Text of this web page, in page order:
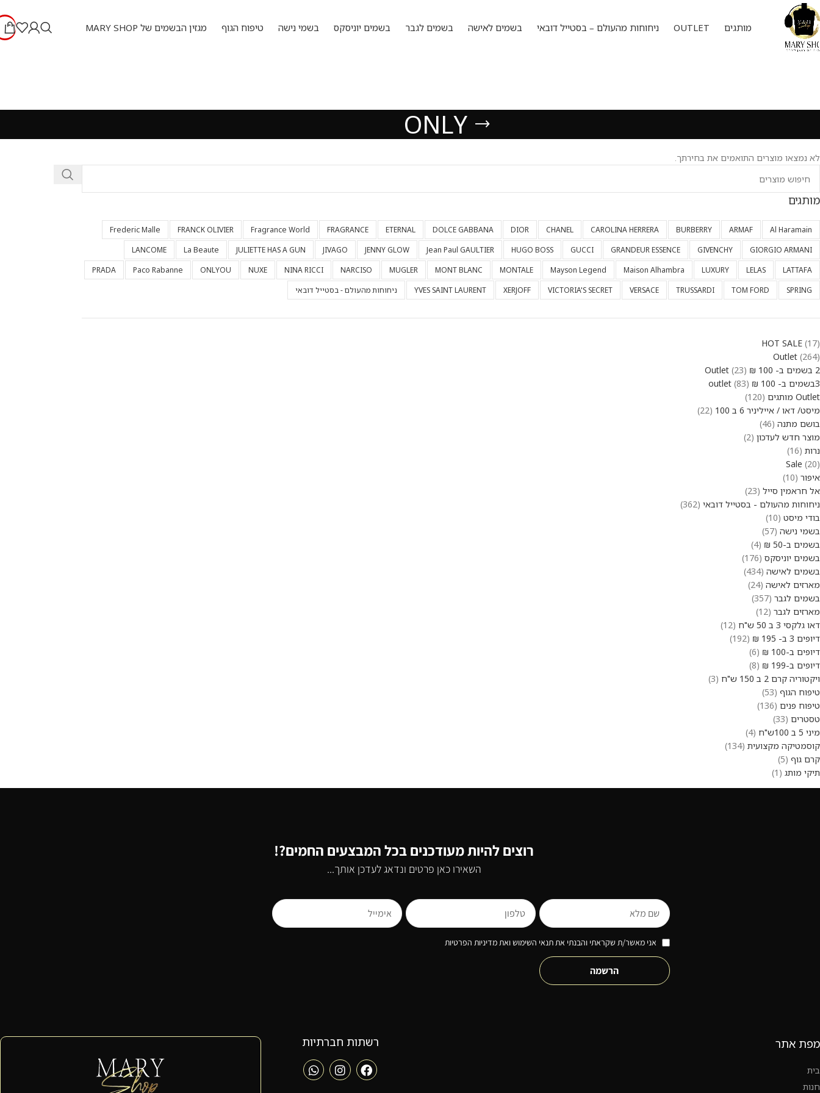
מותגים OUTLET ניחוחות מהעולם – בסטייל דובאי בשמים לאישה בשמים לגבר בשמים יוניסקס בשמי נישה טיפוח הגוף מגזין הבשמים של MARY SHOP
ONLY
לא נמצאו מוצרים התואמים את בחירתך.
מותגים
Al Haramain
ARMAF
BURBERRY
CAROLINA HERRERA
CHANEL
DIOR
DOLCE GABBANA
ETERNAL
FRAGRANCE
Fragrance World
FRANCK OLIVIER
Frederic Malle
GIORGIO ARMANI
GIVENCHY
GRANDEUR ESSENCE
GUCCI
HUGO BOSS
Jean Paul GAULTIER
JENNY GLOW
JIVAGO
JULIETTE HAS A GUN
La Beaute
LANCOME
LATTAFA
LELAS
LUXURY
Maison Alhambra
Mayson Legend
MONTALE
MONT BLANC
MUGLER
NARCISO
NINA RICCI
NUXE
ONLYOU
Paco Rabanne
PRADA
SPRING
TOM FORD
TRUSSARDI
VERSACE
VICTORIA'S SECRET
XERJOFF
YVES SAINT LAURENT ניחוחות מהעולם - בסטייל דובאי
HOT SALE 17
Outlet 264
2 בשמים ב- 100 ₪ Outlet
23
3בשמים ב- 100 ₪ outlet
83
Outlet מותגים
120
מיסט/ דאו / אייליניר 6 ב 100
22
בושם מתנה 46
מוצר חדש לעדכון 2
נרות 16
Sale 20
איפור 10
אל חראמין סייל 23
ניחוחות מהעולם - בסטייל דובאי 362
בודי מיסט 10
בשמי נישה 57
בשמים ב-50 ₪
4
בשמים יוניסקס 176
בשמים לאישה 434
מארזים לאישה 24
בשמים לגבר 357
מארזים לגבר 12
דאו גלקסי 3 ב 50 ש"ח
12
דיופים 3 ב- 195 ₪
192
דיופים ב-100 ₪
6
דיופים ב-199 ₪
8
ויקטוריה קרם 2 ב 150 ש"ח
3
טיפוח הגוף 53
טיפוח פנים 136
טסטרים 33
מיני 5 ב 100ש"ח
4
קוסמטיקה מקצועית 134
קרם גוף 5
תיקי מותג
1
רוצים להיות מעודכנים בכל המבצעים החמים?!
השאירו כאן פרטים ונדאג לעדכן אותך...
אני מאשר/ת שקראתי והבנתי את תנאי השימוש ואת מדיניות הפרטיות
הרשמה
מפת אתר
בית
חנות
רשתות חברתיות